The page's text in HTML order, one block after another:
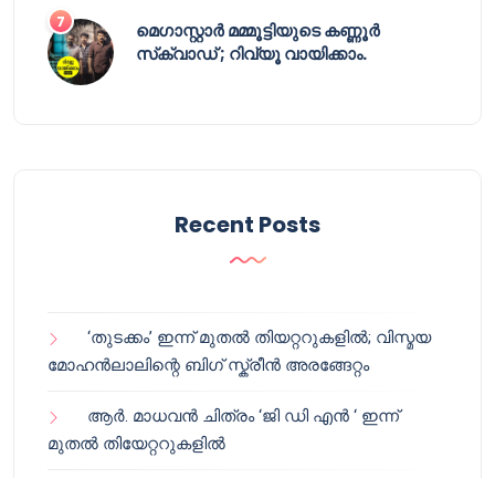
മെഗാസ്റ്റാർ മമ്മൂട്ടിയുടെ കണ്ണൂർ
സ്‌ക്വാഡ് ; റിവ്യൂ വായിക്കാം.
Recent Posts
‘തുടക്കം’ ഇന്ന് മുതൽ തിയറ്ററുകളിൽ; വിസ്മയ
മോഹൻലാലിന്റെ ബിഗ് സ്ക്രീൻ അരങ്ങേറ്റം
ആർ. മാധവൻ ചിത്രം ‘ജി ഡി എൻ ‘ ഇന്ന്
മുതൽ തിയേറ്ററുകളിൽ